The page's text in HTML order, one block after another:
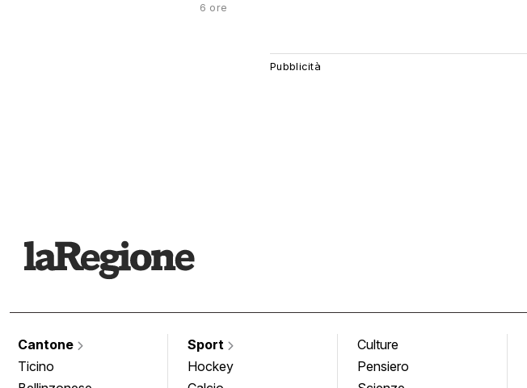
6 ore
Cantone
Ticino
Sport
Hockey
Culture
Pensiero